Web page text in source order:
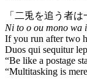
「二兎を追う者は
Ni to o ou mono wa
If you run after two
Duos qui sequitur
“Be like a postage
“Multitasking is